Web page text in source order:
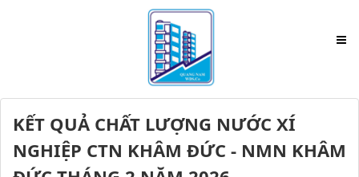
KẾT QUẢ CHẤT LƯỢNG NƯỚC XÍ
NGHIỆP CTN KHÂM ĐỨC - NMN KHÂM